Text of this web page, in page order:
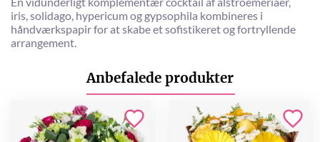
iris, solidago, hypericum og gypsophila kombineres i
håndværkspapir for at skabe et sofistikeret og fortryllende
arrangement.
Anbefalede produkter